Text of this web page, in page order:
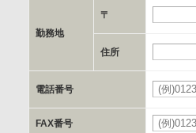
当社とイベント/セミナーを共同で
e.個人情報取り扱いに関する契約
当社と当該企業/団体とは、個人情
を行います。
勤務地
〒
住所
電話番号
FAX番号